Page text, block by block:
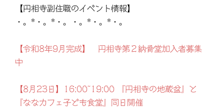
【円相寺副住職のイベント情報】
・。*・。*・。・。*・。*・。
【令和8年9月完成】 円相寺第２納骨堂加入者募集
中
【8月23日】16:00~19:00 『円相寺の地蔵盆』と
『ななカフェ子ども食堂』同日開催